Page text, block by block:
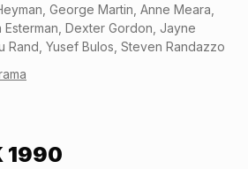
George Martin, Anne Meara,
Esterman, Dexter Gordon, Jayne
Rand, Yusef Bulos, Steven Randazzo
1990